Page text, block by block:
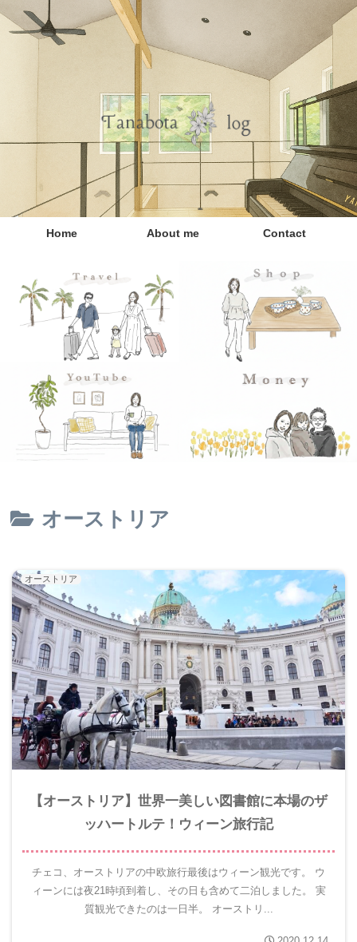
Home About me Contact
オーストリア
オーストリア
【オーストリア】世界一美しい図書館に本場のザ
ッハートルテ！ウィーン旅行記
チェコ、オーストリアの中欧旅行最後はウィーン観光です。 ウ
ィーンには夜21時頃到着し、その日も含めて二泊しました。 実
質観光できたのは一日半。 オーストリ...